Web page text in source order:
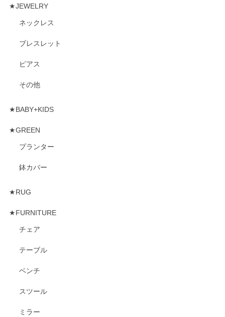
★JEWELRY
ネックレス
ブレスレット
ピアス
その他
★BABY+KIDS
★GREEN
プランター
鉢カバー
★RUG
★FURNITURE
チェア
テーブル
ベンチ
スツール
ミラー